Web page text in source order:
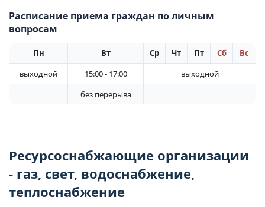
Расписание приема граждан по личным
вопросам
Пн Вт Ср Чт Пт Сб
Вс
выходной
15:00 - 17:00
выходной
без перерыва
Ресурсоснабжающие организации
- газ, свет, водоснабжение,
теплоснабжение